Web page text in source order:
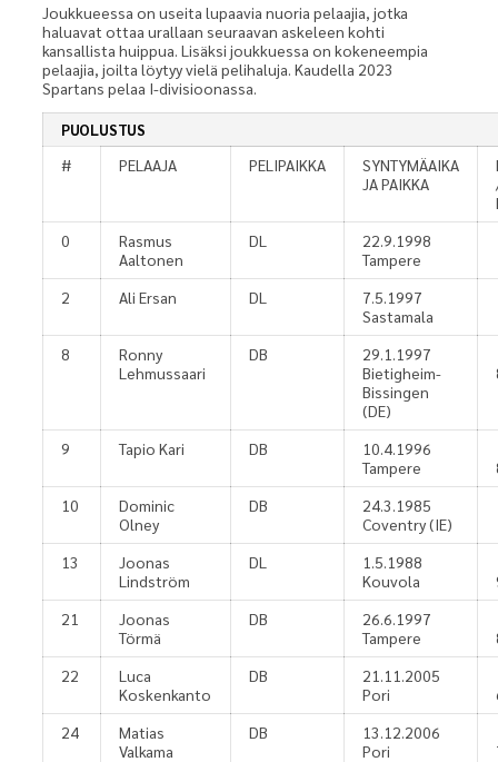
Joukkueessa on useita lupaavia nuoria pelaajia, jotka
haluavat ottaa urallaan seuraavan askeleen kohti
kansallista huippua. Lisäksi joukkuessa on kokeneempia
pelaajia, joilta löytyy vielä pelihaluja. Kaudella 2023
Spartans pelaa I-divisioonassa.
PUOLUSTUS
# PELAAJA PELIPAIKKA
SYNTYMÄAIKA
JA PAIKKA
0
Rasmus
Aaltonen
DL
22.9.1998
Tampere
2
Ali Ersan DL
7.5.1997
Sastamala
8
Ronny
Lehmussaari
DB
29.1.1997
Bietigheim-
Bissingen
(DE)
9 Tapio Kari DB
10.4.1996
Tampere
10
Dominic
Olney
DB
24.3.1985
Coventry (IE)
13
Joonas
Lindström
DL
1.5.1988
Kouvola
21
Joonas
Törmä
DB
26.6.1997
Tampere
22
Luca
Koskenkanto
DB
21.11.2005
Pori
24
Matias
Valkama
DB
13.12.2006
Pori